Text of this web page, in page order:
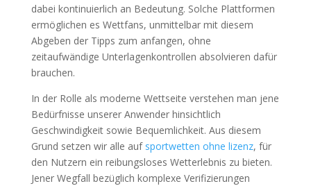
dabei kontinuierlich an Bedeutung. Solche Plattformen
ermöglichen es Wettfans, unmittelbar mit diesem
Abgeben der Tipps zum anfangen, ohne
zeitaufwändige Unterlagenkontrollen absolvieren dafür
brauchen.
In der Rolle als moderne Wettseite verstehen man jene
Bedürfnisse unserer Anwender hinsichtlich
Geschwindigkeit sowie Bequemlichkeit. Aus diesem
Grund setzen wir alle auf sportwetten ohne lizenz, für
den Nutzern ein reibungsloses Wetterlebnis zu bieten.
Jener Wegfall bezüglich komplexe Verifizierungen